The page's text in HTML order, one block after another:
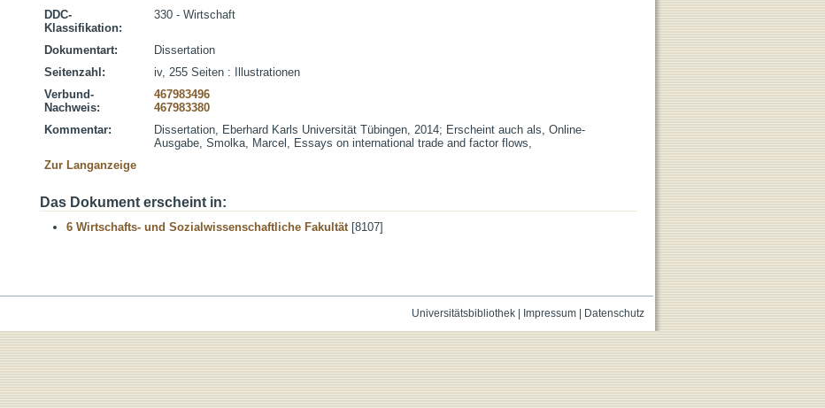
DDC-
Klassifikation:
330 - Wirtschaft
Dokumentart:
Dissertation
Seitenzahl:
iv, 255 Seiten : Illustrationen
Verbund-
Nachweis:
467983496
467983380
Kommentar:
Dissertation, Eberhard Karls Universität Tübingen, 2014; Erscheint auch als, Online-
Ausgabe, Smolka, Marcel, Essays on international trade and factor flows,
Zur Langanzeige
Das Dokument erscheint in:
6 Wirtschafts- und Sozialwissenschaftliche Fakultät[8107]
Universitätsbibliothek| Impressum| Datenschutz